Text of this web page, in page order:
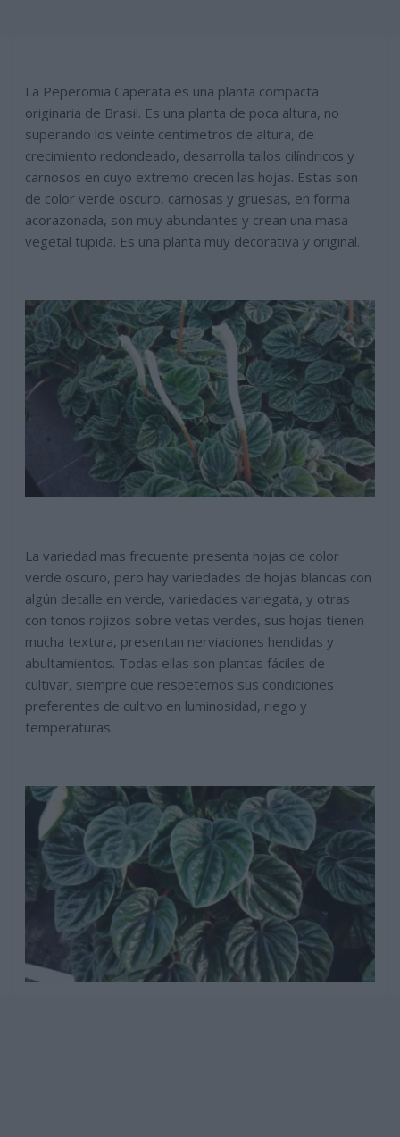
La Peperomia Caperata es una planta compacta
originaria de Brasil. Es una planta de poca altura, no
superando los veinte centímetros de altura, de
crecimiento redondeado, desarrolla tallos cilíndricos y
carnosos en cuyo extremo crecen las hojas. Estas son
de color verde oscuro, carnosas y gruesas, en forma
acorazonada, son muy abundantes y crean una masa
vegetal tupida. Es una planta muy decorativa y original.
La variedad mas frecuente presenta hojas de color
verde oscuro, pero hay variedades de hojas blancas con
algún detalle en verde, variedades variegata, y otras
con tonos rojizos sobre vetas verdes, sus hojas tienen
mucha textura, presentan nerviaciones hendidas y
abultamientos. Todas ellas son plantas fáciles de
cultivar, siempre que respetemos sus condiciones
preferentes de cultivo en luminosidad, riego y
temperaturas.